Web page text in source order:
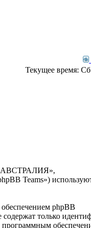
Текущее время: Сб
АВСТРАЛИЯ»,
Teams»)
phpBB
только
программным